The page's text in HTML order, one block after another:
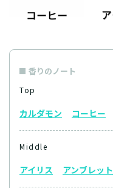
香りのノート
Top
カルダモン コーヒー
Middle
アイリス アンブレット